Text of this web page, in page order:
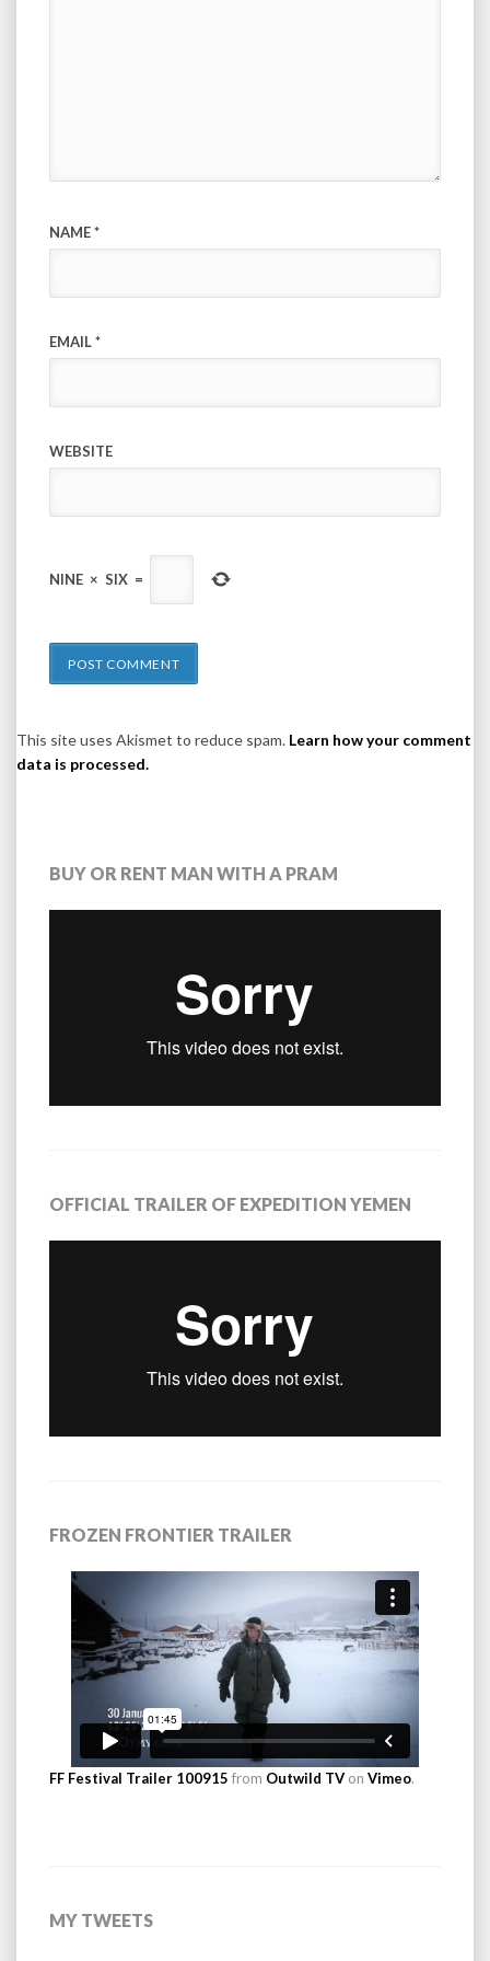
NAME*
EMAIL*
WEBSITE
NINE × SIX =
This site uses Akismet to reduce spam. Learn how your comment
data is processed.
BUY OR RENT MAN WITH A PRAM
OFFICIAL TRAILER OF EXPEDITION YEMEN
FROZEN FRONTIER TRAILER
FF Festival Trailer 100915 from Outwild TV on Vimeo.
MY TWEETS